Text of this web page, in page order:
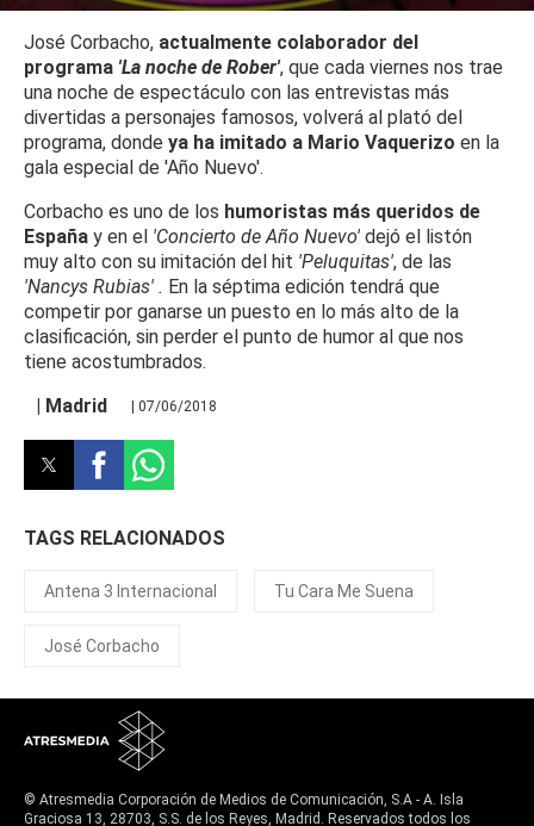
José Corbacho, actualmente colaborador del
programa 'La noche de Rober', que cada viernes nos trae
una noche de espectáculo con las entrevistas más
divertidas a personajes famosos, volverá al plató del
programa, donde ya ha imitado a Mario Vaquerizo en la
gala especial de 'Año Nuevo'.
Corbacho es uno de los humoristas más queridos de
España y en el 'Concierto de Año Nuevo' dejó el listón
muy alto con su imitación del hit 'Peluquitas', de las
'Nancys Rubias' . En la séptima edición tendrá que
competir por ganarse un puesto en lo más alto de la
clasificación, sin perder el punto de humor al que nos
tiene acostumbrados.
| Madrid
| 07/06/2018
TAGS RELACIONADOS
Antena 3 Internacional Tu Cara Me Suena
José Corbacho
© Atresmedia Corporación de Medios de Comunicación, S.A - A. Isla
Graciosa 13, 28703, S.S. de los Reyes, Madrid. Reservados todos los